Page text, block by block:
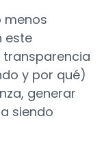
menos
este
y por qué)
generar
siendo